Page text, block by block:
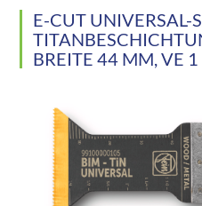
E-CUT UNIVERSAL-
BREITE 44 MM, VE 1